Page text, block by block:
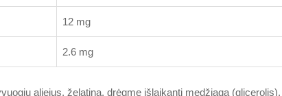
12 mg
2.6 mg
aliejus, želatina, drėgmę išlaikanti medžiaga